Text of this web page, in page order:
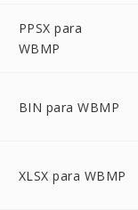
PPSX para
WBMP
BIN para WBMP
XLSX para WBMP